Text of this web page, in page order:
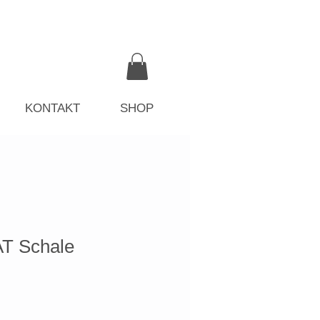
KONTAKT SHOP
Schale